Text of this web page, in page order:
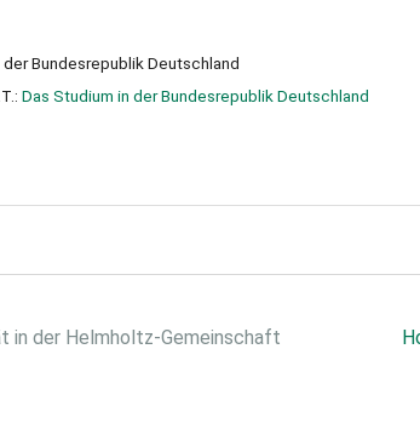
Bundesrepublik Deutschland
Das Studium in der Bundesrepublik Deutschland
in der Helmholtz-Gemeinschaft